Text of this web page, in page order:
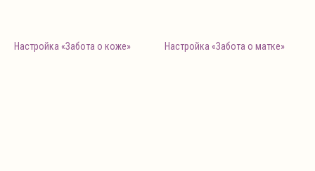
Настройка «Забота о коже» Настройка «Забота о матке»